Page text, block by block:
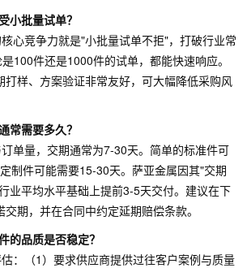
小批量试单？
心竞争力就是"小批量试单不拒"，打破行业常
100件还是1000件的试单，都能快速响应。
打样、方案验证非常友好，可大幅降低采购风
常需要多久？
单量，交期通常为7-30天。简单的标准件可
制件可能需要15-30天。萨亚金属因其"交期
业平均水平基础上提前3-5天交付。建议在下
期，并在合同中约定延期赔偿条款。
的品质是否稳定？
：（1）要求供应商提供过往客户案例与质量